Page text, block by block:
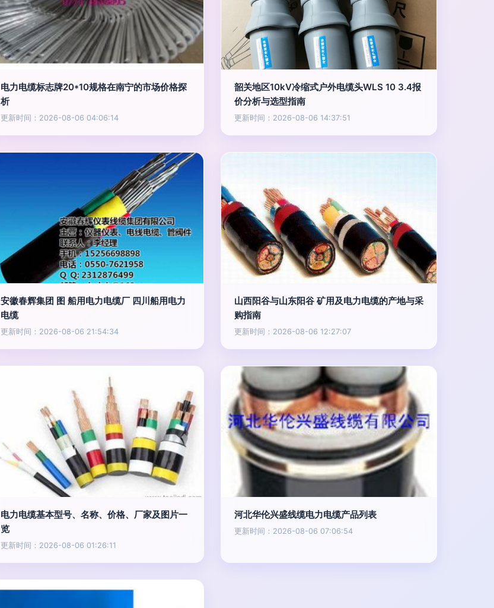
电力电缆标志牌20*10规格在南宁的市场价格探
析
更新时间：2026-08-06 04:06:14
韶关地区10kV冷缩式户外电缆头WLS 10 3.4报
价分析与选型指南
更新时间：2026-08-06 14:37:51
安徽春辉集团 图 船用电力电缆厂 四川船用电力
电缆
更新时间：2026-08-06 21:54:34
山西阳谷与山东阳谷 矿用及电力电缆的产地与采
购指南
更新时间：2026-08-06 12:27:07
电力电缆基本型号、名称、价格、厂家及图片一
览
更新时间：2026-08-06 01:26:11
河北华伦兴盛线缆电力电缆产品列表
更新时间：2026-08-06 07:06:54